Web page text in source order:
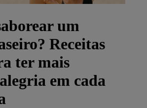
um
Receitas
ter mais
em cada